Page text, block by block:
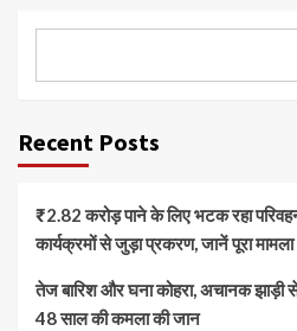
Recent Posts
₹2.82 करोड़ पाने के लिए भटक रहा
कार्यक्रमों से जुड़ा प्रकरण, जानें पूरा मामला
तेज बारिश और घना कोहरा, अचानक झाड़ी
48 साल की कमला की जान